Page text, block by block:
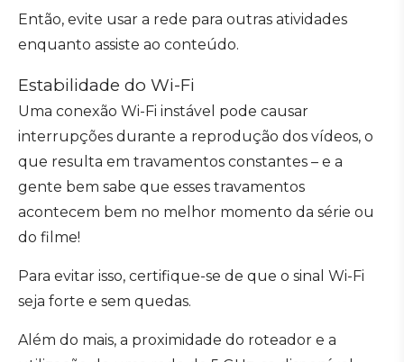
Então, evite usar a rede para outras atividades
enquanto assiste ao conteúdo.
Estabilidade do Wi-Fi
Uma conexão Wi-Fi instável pode causar
interrupções durante a reprodução dos vídeos, o
que resulta em travamentos constantes – e a
gente bem sabe que esses travamentos
acontecem bem no melhor momento da série ou
do filme!
Para evitar isso, certifique-se de que o sinal Wi-Fi
seja forte e sem quedas.
Além do mais, a proximidade do roteador e a